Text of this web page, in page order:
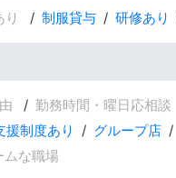
制服貸与 研修あり
勤務時間・曜日応相談
援制度あり グループ店
ムな職場